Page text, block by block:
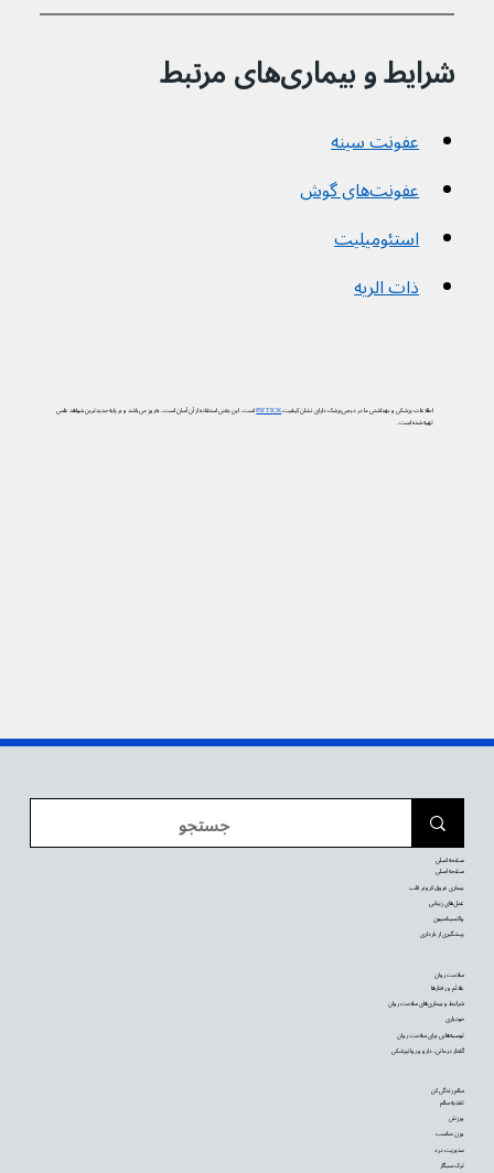
شرایط و بیماری‌های مرتبط
عفونت سینه
عفونت‌های گوش
استئومیلیت
ذات الریه
اطلاعات پزشکی و بهداشتی ما در دیجی‌پزشک دارای نشان کیفیتPIF TICKاست. این یعنی استفاده از آن آسان است، به‌روز می‌باشد و بر پایه جدیدترین شواهد علمی
تهیه شده است.
سالم زندگی کن
تغذیه سالم
ورزش
وزن مناسب
مدیریت درد
ترک سیگار
سلامت روان
علائم و رفتارها
شرایط و بیماری‌های سلامت روان
خودیاری
توصیه‌‌هایی برای سلامت روان
گفتار درمانی، دارو و روانپزشکی
صفحه اصلی
صفحه اصلی
بیماری عروق کرونر قلب
عمل‌های زیبایی
واکسیناسیون
پیشگیری از بارداری